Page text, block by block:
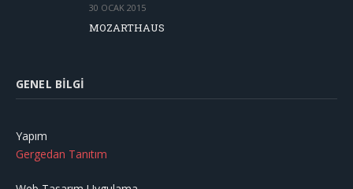
30 OCAK 2015
MOZARTHAUS
GENEL BILGI
Yapım
Gergedan Tanıtım